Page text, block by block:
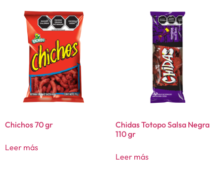
Chichos 70 gr
Leer más
Chidas Totopo Salsa Negra
110 gr
Leer más